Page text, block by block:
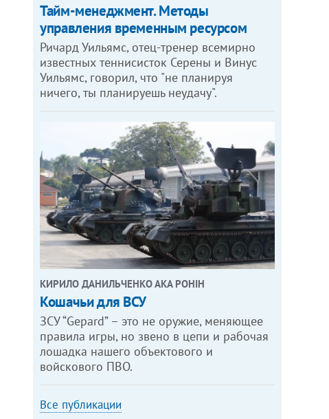
Тайм-менеджмент. Методы
управления временным ресурсом
Ричард Уильямс, отец-тренер всемирно
известных теннисисток Серены и Винус
Уильямс, говорил, что "не планируя
ничего, ты планируешь неудачу".
КИРИЛО ДАНИЛЬЧЕНКО АКА РОНІН
Кошачьи для ВСУ
ЗСУ “Gepard” – это не оружие, меняющее
правила игры, но звено в цепи и рабочая
лошадка нашего объектового и
войскового ПВО.
Все публикации